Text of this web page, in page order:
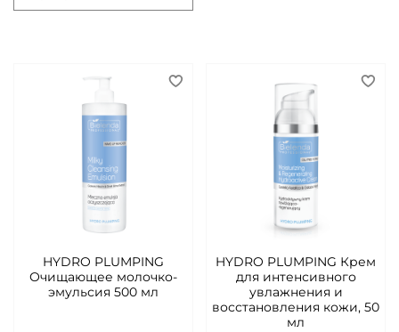
HYDRO PLUMPING
Очищающее молочко-
эмульсия 500 мл
HYDRO PLUMPING Крем
для интенсивного
увлажнения и
восстановления кожи, 50
мл